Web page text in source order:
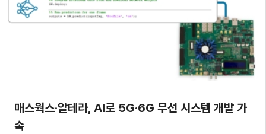
매스웍스·알테라, AI로 5G·6G 무선 시스템 개발 가
속